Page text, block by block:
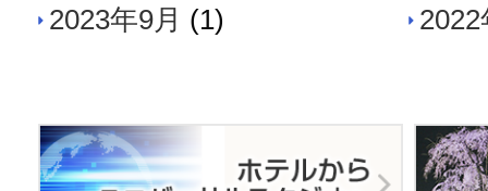
2023年9月 (1)